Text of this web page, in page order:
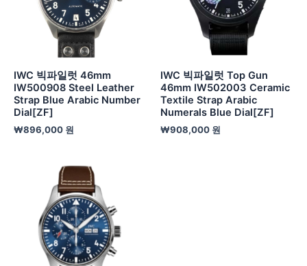
IWC 빅파일럿 46mm
IW500908 Steel Leather
Strap Blue Arabic Number
Dial[ZF]
₩896,000 원
IWC 빅파일럿 Top Gun
46mm IW502003 Ceramic
Textile Strap Arabic
Numerals Blue Dial[ZF]
₩908,000 원